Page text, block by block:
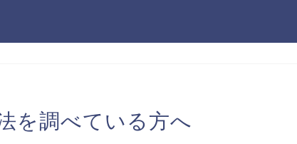
を調べている方へ